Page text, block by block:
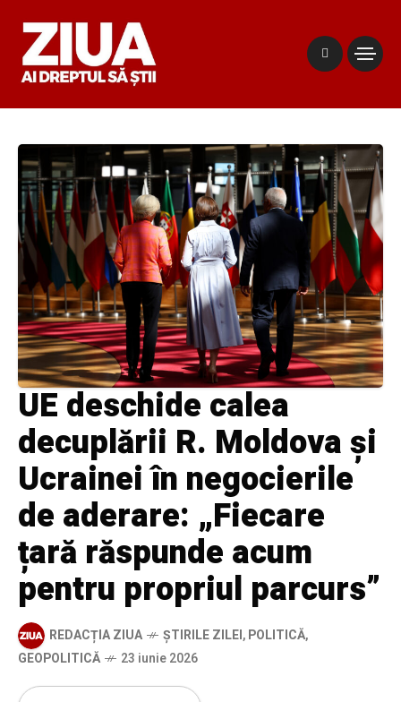
UE deschide calea
decuplării R. Moldova și
Ucrainei în negocierile
de aderare: „Fiecare
țară răspunde acum
pentru propriul parcurs”
REDACȚIA ZIUA ȘTIRILE ZILEI,POLITICĂ,
GEOPOLITICĂ
23 iunie 2026